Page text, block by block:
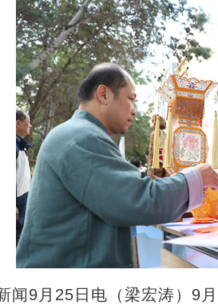
9月25日电（梁宏涛）9月